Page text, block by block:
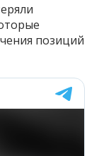
позиций